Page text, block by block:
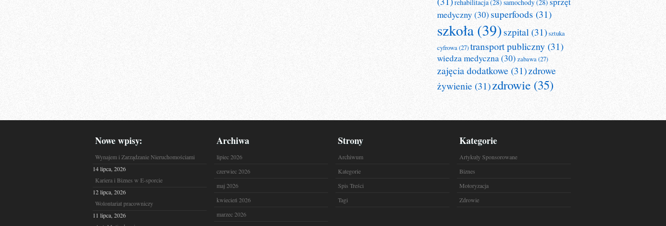
rehabilitacja(28) samochody(28)
medyczny (30) superfoods (31)
szkoła (39)szpital (31)sztuka
cyfrowa(27)transport publiczny (31)
wiedza medyczna(30) zabawa(27)
zajęcia dodatkowe (31)zdrowe
żywienie (31)zdrowie (35)
Nowe wpisy:
Wynajem i Zarządzanie Nieruchomościami
14 lipca, 2026
Kariera i Biznes w E-sporcie
12 lipca, 2026
Wolontariat pracowniczy
11 lipca, 2026
Archiwa
lipiec 2026
czerwiec 2026
maj 2026
kwiecień 2026
marzec 2026
Strony
Archiwum
Kategorie
Spis Treści
Tagi
Kategorie
Artykuły Sponsorowane
Biznes
Motoryzacja
Zdrowie